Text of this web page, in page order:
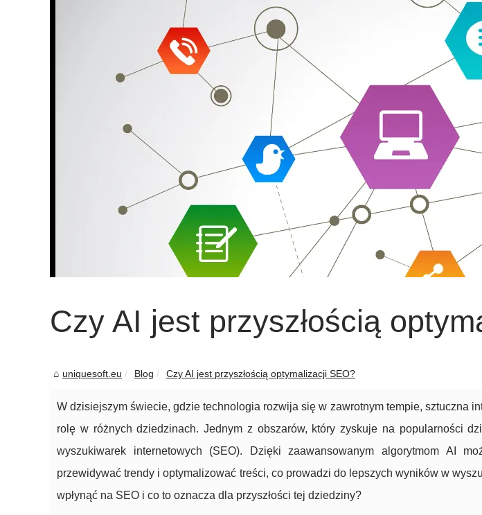
Czy AI jest przyszłością
uniquesoft.eu Blog Czy AI jest przyszłością optymalizacji SEO?
W dzisiejszym świecie, gdzie technologia rozwija się w zawrotnym tempie, sztuczna
rolę w różnych dziedzinach. Jednym z obszarów, który zyskuje na popularności
wyszukiwarek internetowych (SEO). Dzięki zaawansowanym algorytmom AI
przewidywać trendy i optymalizować treści, co prowadzi do lepszych wyników w
wpłynąć na SEO i co to oznacza dla przyszłości tej dziedziny?